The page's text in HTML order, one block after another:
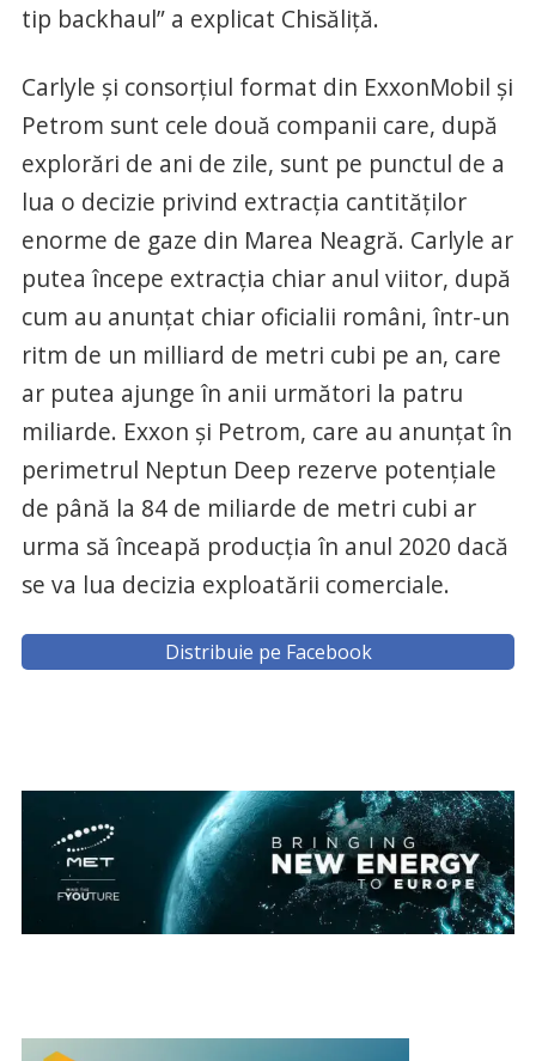
tip backhaul” a explicat Chisăliţă.
Carlyle şi consorţiul format din ExxonMobil şi
Petrom sunt cele două companii care, după
explorări de ani de zile, sunt pe punctul de a
lua o decizie privind extracţia cantităţilor
enorme de gaze din Marea Neagră. Carlyle ar
putea începe extracţia chiar anul viitor, după
cum au anunţat chiar oficialii români, într-un
ritm de un milliard de metri cubi pe an, care
ar putea ajunge în anii următori la patru
miliarde. Exxon şi Petrom, care au anunţat în
perimetrul Neptun Deep rezerve potenţiale
de până la 84 de miliarde de metri cubi ar
urma să înceapă producţia în anul 2020 dacă
se va lua decizia exploatării comerciale.
Distribuie pe Facebook